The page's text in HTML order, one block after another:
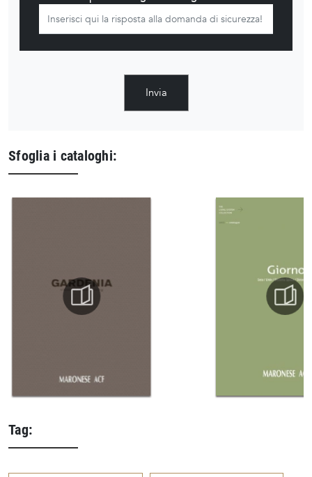
Invia
Sfoglia i cataloghi:
Tag: